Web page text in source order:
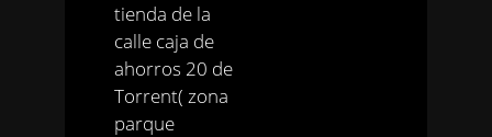
tienda de la
calle caja de
ahorros 20 de
Torrent( zona
parque